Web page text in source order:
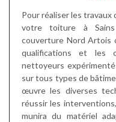
Pour réaliser les
votre toiture à Sains
couverture Nord Artois
qualifications et les
nettoyeurs
sur tous types de
œuvre les diverses
réussir les
munira du matériel